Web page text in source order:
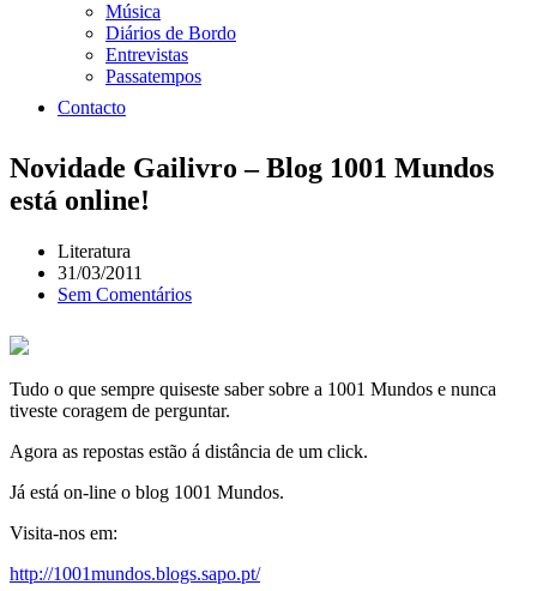
Música
Diários de Bordo
Entrevistas
Passatempos
Contacto
Novidade Gailivro – Blog 1001 Mundos
está online!
Literatura
31/03/2011
Sem Comentários
Tudo o que sempre quiseste saber sobre a 1001 Mundos e nunca
tiveste coragem de perguntar.
Agora as repostas estão á distância de um click.
Já está on-line o blog 1001 Mundos.
Visita-nos em:
http://1001mundos.blogs.sapo.pt/